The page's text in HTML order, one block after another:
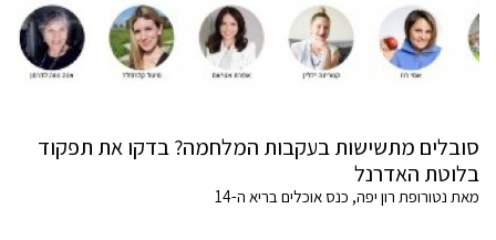
סובלים מתשישות בעקבות המלחמה? בדקו את תפקוד
בלוטת האדרנל
מאת נטורופת רון יפה, כנס אוכלים בריא ה-14